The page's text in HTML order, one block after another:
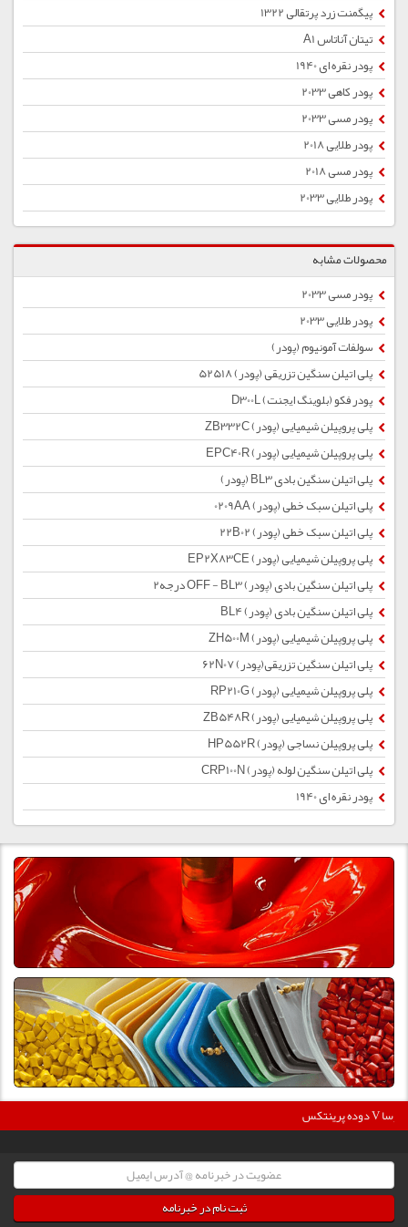
پیگمنت زرد پرتقالی 1322
تیتان آناتاس A1
پودر نقره ای 1940
پودر کاهی 2033
پودر مسی 2033
پودر طلایی 2018
پودر مسی 2018
پودر طلایی 2033
محصولات مشابه
پودر مسی 2033
پودر طلایی 2033
سولفات آمونیوم (پودر)
پلی اتیلن سنگین تزریقی (پودر) 52518
پودر فکو (بلوینگ ایجنت) D300L
پلی پروپیلن شیمیایی (پودر) ZB332C
پلی پروپیلن شیمیایی (پودر) EPC40R
پلی اتیلن سنگین بادی BL3 (پودر)
پلی اتیلن سبک خطی (پودر) 0209AA
پلی اتیلن سبک خطی (پودر) 22B02
پلی پروپیلن شیمیایی (پودر) EP2X83CE
پلی اتیلن سنگین بادی (پودر) OFF - BL3 درجه2
پلی اتیلن سنگین بادی (پودر) BL4
پلی پروپیلن شیمیایی (پودر) ZH500M
پلی اتیلن سنگین تزریقی(پودر) 62N07
پلی پروپیلن شیمیایی (پودر) RP210G
پلی پروپیلن شیمیایی (پودر) ZB548R
پلی پروپیلن نساجی (پودر) HP552R
پلی اتیلن سنگین لوله (پودر) CRP100N
پودر نقره ای 1940
دوده پرینتکس V دگوسا :360000
ثبت نام در خبرنامه